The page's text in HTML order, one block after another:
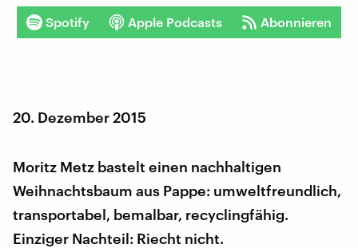
Spotify Apple Podcasts Abonnieren
20. Dezember 2015
Moritz Metz bastelt einen nachhaltigen
Weihnachtsbaum aus Pappe: umweltfreundlich,
transportabel, bemalbar, recyclingfähig.
Einziger Nachteil: Riecht nicht.